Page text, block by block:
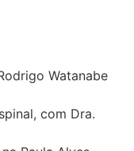
Watanabe
com Dra.